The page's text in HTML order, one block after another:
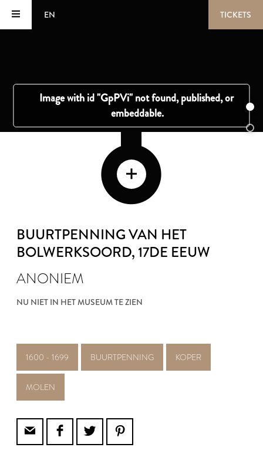
EN TICKETS
BUURTPENNING VAN HET
BOLWERKSOORD, 17DE EEUW
ANONIEM
NU NIET IN HET MUSEUM TE ZIEN
1600 - 1699 BUURTPENNING KOPER
MOLEN